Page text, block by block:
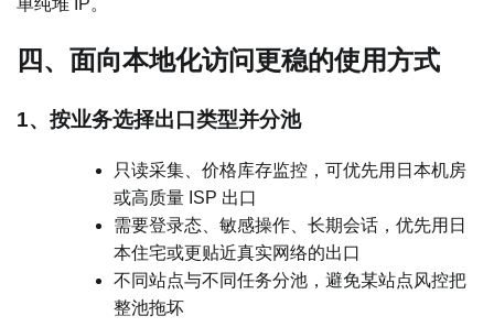
单纯堆 IP。
四、面向本地化访问更稳的使用方式
1、按业务选择出口类型并分池
只读采集、价格库存监控，可优先用日本机房
或高质量 ISP 出口
需要登录态、敏感操作、长期会话，优先用日
本住宅或更贴近真实网络的出口
不同站点与不同任务分池，避免某站点风控把
整池拖坏